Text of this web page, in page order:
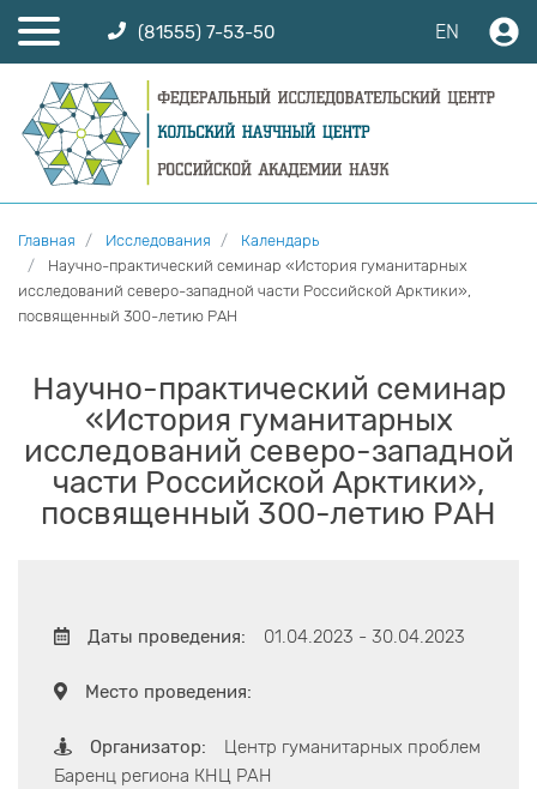
(81555) 7-53-50 EN
Главная Исследования
Календарь
Научно-практический семинар «История гуманитарных
исследований северо-западной части Российской Арктики»,
посвященный 300-летию РАН
Научно-практический семинар
«История гуманитарных
исследований северо-западной
части Российской Арктики»,
посвященный 300-летию РАН
Даты проведения: 01.04.2023 - 30.04.2023
Место проведения:
Организатор:
Центр гуманитарных проблем
Баренц региона КНЦ РАН